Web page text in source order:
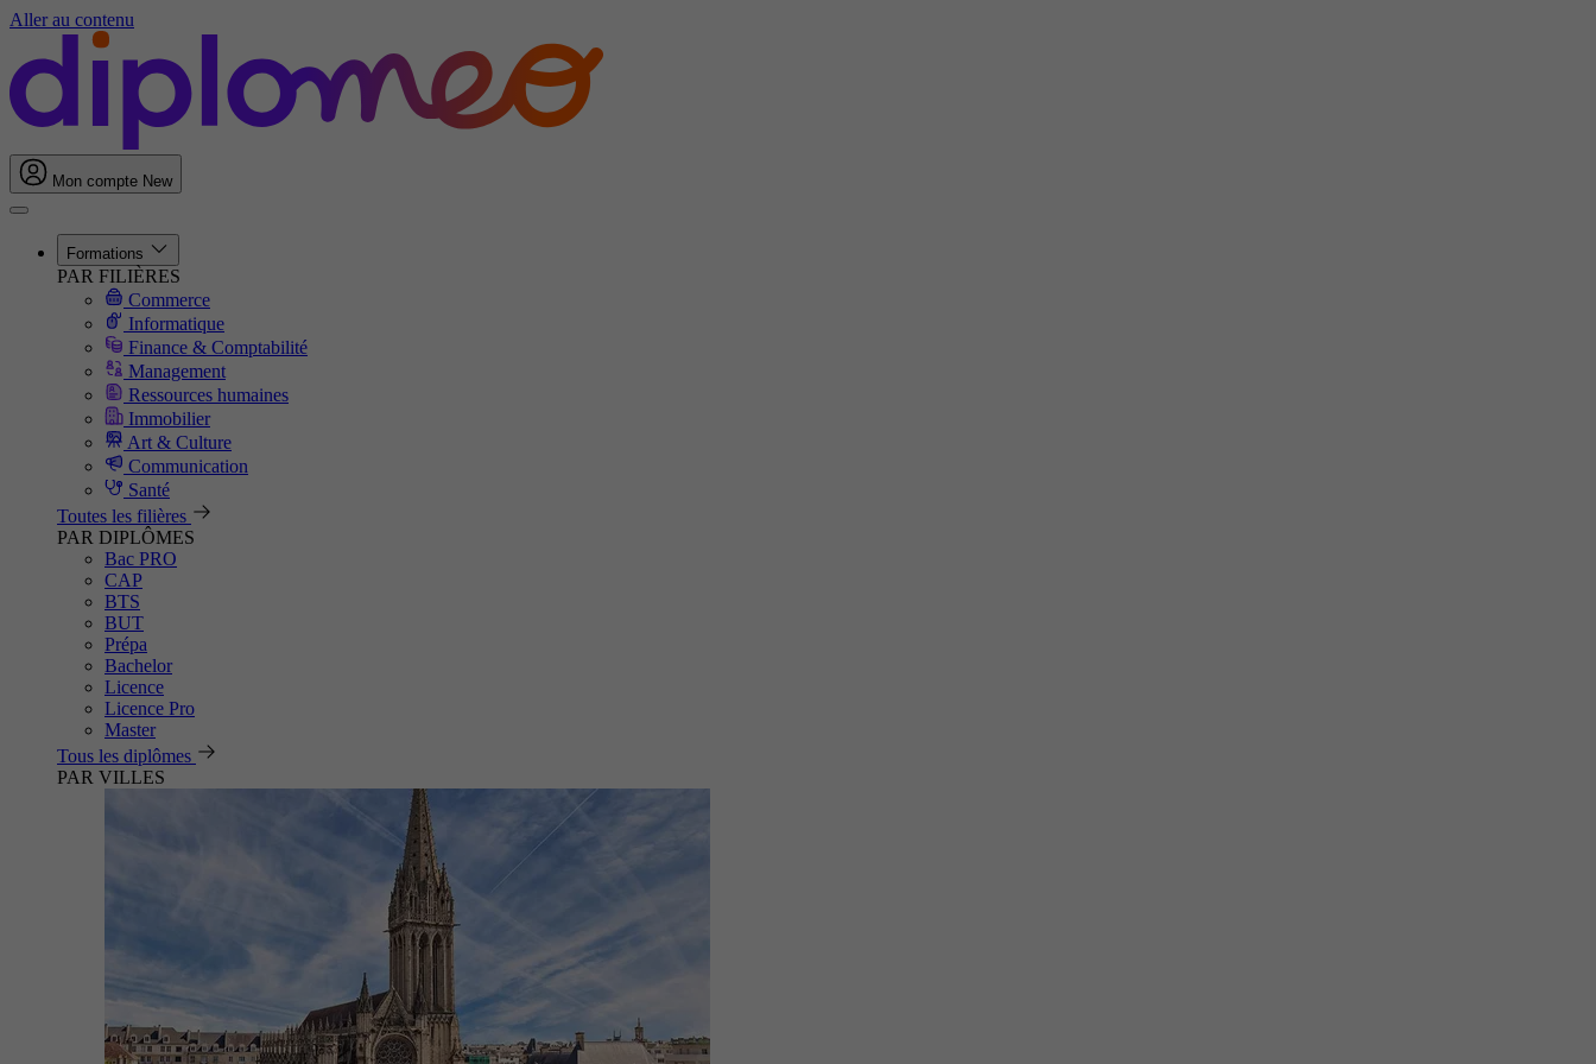
Aller au contenu
Mon compte New
Formations
PAR FILIÈRES
Commerce
Informatique
Finance & Comptabilité
Management
Ressources humaines
Immobilier
Art & Culture
Communication
Santé
Toutes les filières
PAR DIPLÔMES
Bac PRO
CAP
BTS
BUT
Prépa
Bachelor
Licence
Licence Pro
Master
Tous les diplômes
PAR VILLES